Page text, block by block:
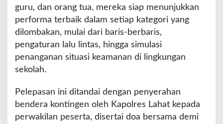
guru, dan orang tua, mereka siap menunjukkan
performa terbaik dalam setiap kategori yang
dilombakan, mulai dari baris-berbaris,
pengaturan lalu lintas, hingga simulasi
penanganan situasi keamanan di lingkungan
sekolah.
Pelepasan ini ditandai dengan penyerahan
bendera kontingen oleh Kapolres Lahat kepada
perwakilan peserta, disertai doa bersama demi